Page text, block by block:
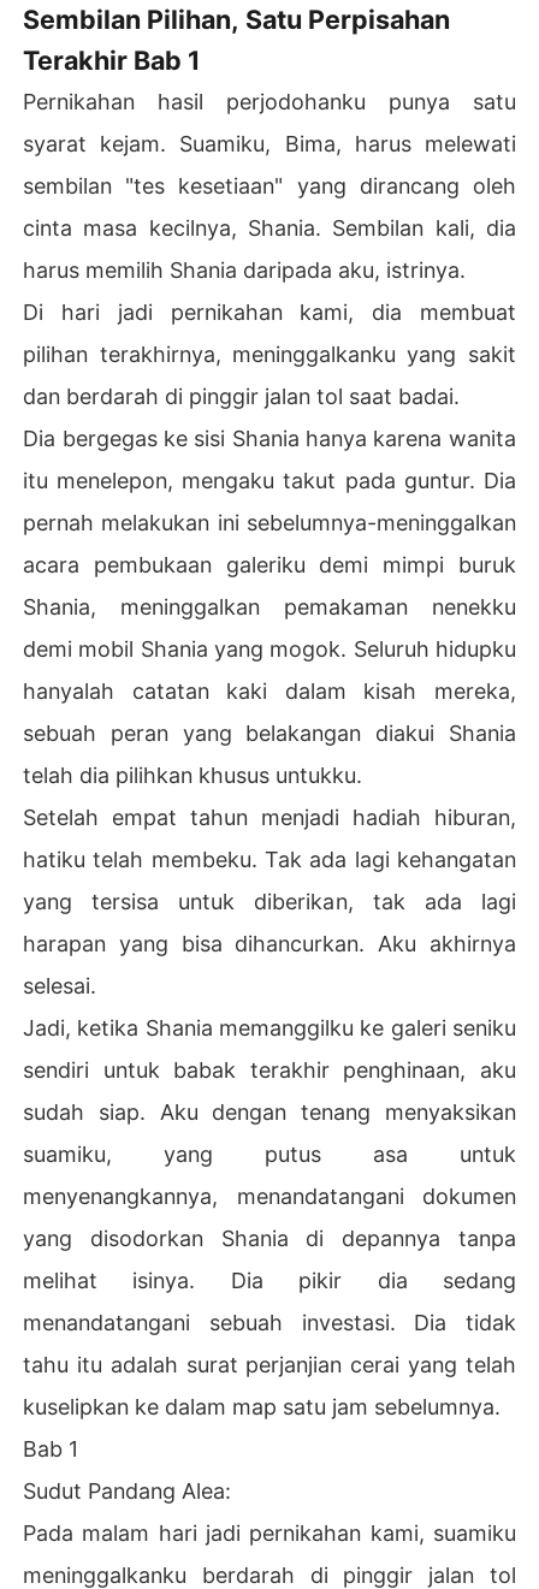
nelepon, mengaku takut pada guntur. Dia pernah melaku
kan ini sebelumnya-meninggalkan acara pembukaan gal
an nenekku demi mobil Shania yang mogok. Seluruh hid
upku hanyalah catatan kaki dalam kisah mereka, sebua
n khusus untukku.
ah membeku. Tak ada lagi kehangatan yang tersisa unt
uk diberikan, tak ada lagi harapan yang bisa dihancurka
Jadi, ketika Shania memanggilku ke galeri seniku sendiri
untuk babak terakhir penghinaan, aku sudah siap. Aku d
engan tenang menyaksikan suamiku, yang putus asa un
tuk menyenangkannya, menandatangani dokumen yang
disodorkan Shania di depannya tanpa melihat isinya. Di
a pikir dia sedang menandatangani sebuah investasi. Di
a tidak tahu itu adalah surat perjanjian cerai yang telah
kuselipkan ke dalam map satu jam sebelumnya.
Sembilan Pilihan, Satu Perpisahan
Terakhir Bab 1
Pernikahan hasil perjodohanku punya satu
syarat kejam. Suamiku, Bima, harus melewati
sembilan "tes kesetiaan" yang dirancang oleh
cinta masa kecilnya, Shania. Sembilan kali, dia
harus memilih Shania daripada aku, istrinya.
Di hari jadi pernikahan kami, dia membuat
pilihan terakhirnya, meninggalkanku yang sakit
dan berdarah di pinggir jalan tol saat badai.
Dia bergegas ke sisi Shania hanya karena wanita
itu menelepon, mengaku takut pada guntur. Dia
pernah melakukan ini sebelumnya-meninggalkan
acara pembukaan galeriku demi mimpi buruk
Shania, meninggalkan pemakaman nenekku
demi mobil Shania yang mogok. Seluruh hidupku
hanyalah catatan kaki dalam kisah mereka,
sebuah peran yang belakangan diakui Shania
telah dia pilihkan khusus untukku.
Setelah empat tahun menjadi hadiah hiburan,
hatiku telah membeku. Tak ada lagi kehangatan
yang tersisa untuk diberikan, tak ada lagi
harapan yang bisa dihancurkan. Aku akhirnya
selesai.
Jadi, ketika Shania memanggilku ke galeri seniku
sendiri untuk babak terakhir penghinaan, aku
sudah siap. Aku dengan tenang menyaksikan
suamiku, yang putus asa untuk
menyenangkannya, menandatangani dokumen
yang disodorkan Shania di depannya tanpa
melihat isinya. Dia pikir dia sedang
menandatangani sebuah investasi. Dia tidak
tahu itu adalah surat perjanjian cerai yang telah
kuselipkan ke dalam map satu jam sebelumnya.
Bab 1
Sudut Pandang Alea:
Pada malam hari jadi pernikahan kami, suamiku
meninggalkanku berdarah di pinggir jalan tol